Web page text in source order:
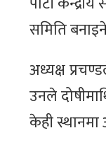
समिति
अध्यक्ष
उनले
केही स्थानमा